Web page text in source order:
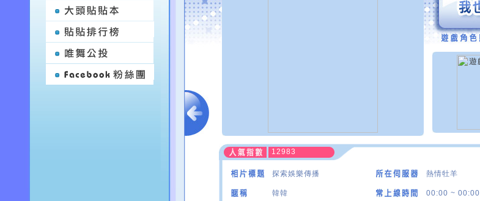
12983
探索娛樂傳播 熱情牡羊
韓韓 00:00 ~ 00:00